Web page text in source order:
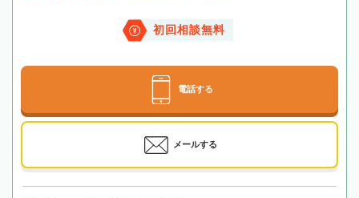
初回相談無料
電話する
メールする